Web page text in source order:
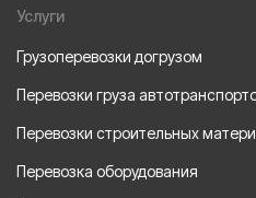
Услуги
Грузоперевозки догрузом
Перевозки груза
Перевозки строительных
Перевозка оборудования